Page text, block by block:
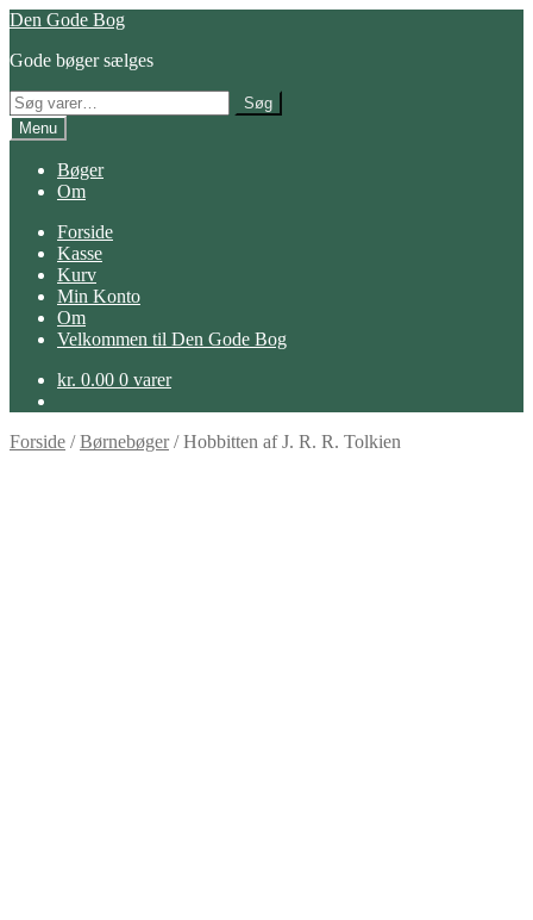
Spring
navigation
Spring
indhold
Den Gode Bog
Gode bøger sælges
Søg
efter:
Søg
Menu
Bøger
Om
Forside
Kasse
Kurv
Min Konto
Om
Velkommen til Den Gode Bog
kr. 0.00 0 varer
Forside /Børnebøger/Hobbitten af J. R. R. Tolkien